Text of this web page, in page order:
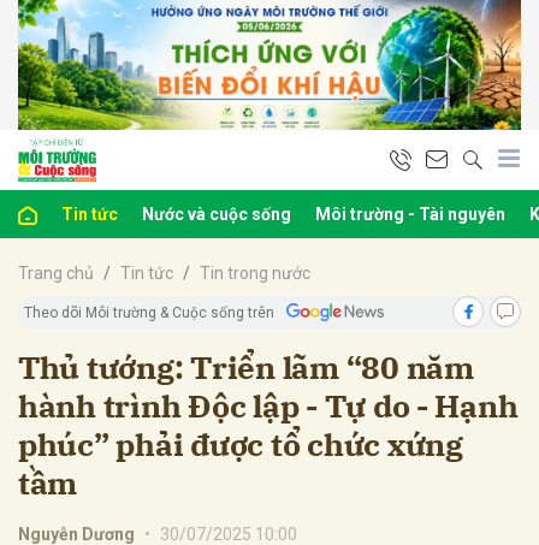
Tin tức Nước và cuộc sống Môi trường - Tài nguyên
Trang chủ Tin tức Tin trong nước
Theo dõi Môi trường & Cuộc sống trên
Thủ tướng: Triển lãm “80 năm
hành trình Độc lập - Tự do - Hạnh
phúc” phải được tổ chức xứng
tầm
Nguyễn Dương • 30/07/2025 10:00
luận
Hủy